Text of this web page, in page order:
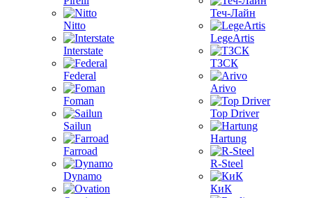
Nitto
Interstate
Federal
Foman
Sailun
Farroad
Dynamo
Теч-Лайн
LegeArtis
ТЗСК
Arivo
Top Driver
Hartung
R-Steel
КиК